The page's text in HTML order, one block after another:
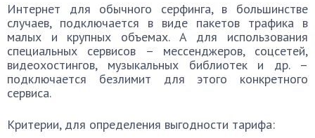
Интернет для обычного серфинга, в большинстве
случаев, подключается в виде пакетов трафика в
малых и крупных объемах. А для использования
специальных сервисов – мессенджеров, соцсетей,
видеохостингов, музыкальных библиотек и др. –
подключается безлимит для этого конкретного
сервиса.
Критерии, для определения выгодности тарифа: